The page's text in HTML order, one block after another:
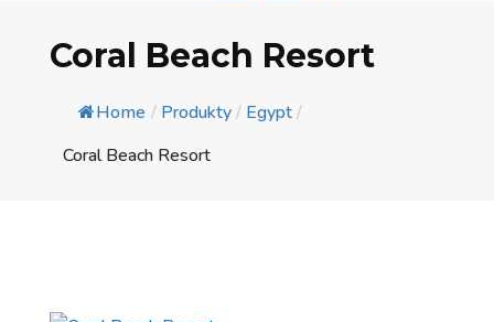
Coral Beach Resort
Home / Produkty/ Egypt/
Coral Beach Resort